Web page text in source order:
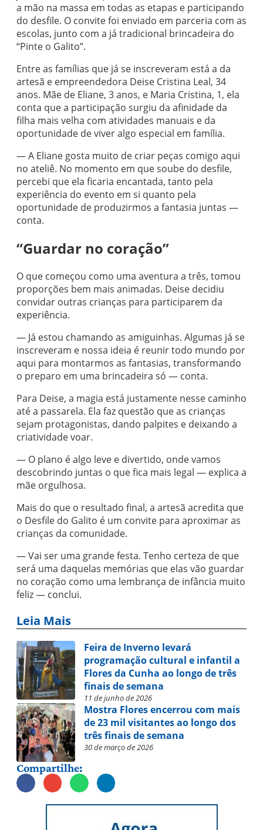
a mão na massa em todas as etapas e participando
do desfile. O convite foi enviado em parceria com as
escolas, junto com a já tradicional brincadeira do
“Pinte o Galito”.
Entre as famílias que já se inscreveram está a da
artesã e empreendedora Deise Cristina Leal, 34
anos. Mãe de Eliane, 3 anos, e Maria Cristina, 1, ela
conta que a participação surgiu da afinidade da
filha mais velha com atividades manuais e da
oportunidade de viver algo especial em família.
— A Eliane gosta muito de criar peças comigo aqui
no ateliê. No momento em que soube do desfile,
percebi que ela ficaria encantada, tanto pela
experiência do evento em si quanto pela
oportunidade de produzirmos a fantasia juntas —
conta.
“Guardar no coração”
O que começou como uma aventura a três, tomou
proporções bem mais animadas. Deise decidiu
convidar outras crianças para participarem da
experiência.
— Já estou chamando as amiguinhas. Algumas já se
inscreveram e nossa ideia é reunir todo mundo por
aqui para montarmos as fantasias, transformando
o preparo em uma brincadeira só — conta.
Para Deise, a magia está justamente nesse caminho
até a passarela. Ela faz questão que as crianças
sejam protagonistas, dando palpites e deixando a
criatividade voar.
— O plano é algo leve e divertido, onde vamos
descobrindo juntas o que fica mais legal — explica a
mãe orgulhosa.
Mais do que o resultado final, a artesã acredita que
o Desfile do Galito é um convite para aproximar as
crianças da comunidade.
— Vai ser uma grande festa. Tenho certeza de que
será uma daquelas memórias que elas vão guardar
no coração como uma lembrança de infância muito
feliz — conclui.
Leia Mais
Feira de Inverno levará
programação cultural e infantil a
Flores da Cunha ao longo de três
finais de semana
11 de junho de 2026
Mostra Flores encerrou com mais
de 23 mil visitantes ao longo dos
três finais de semana
30 de março de 2026
Compartilhe: